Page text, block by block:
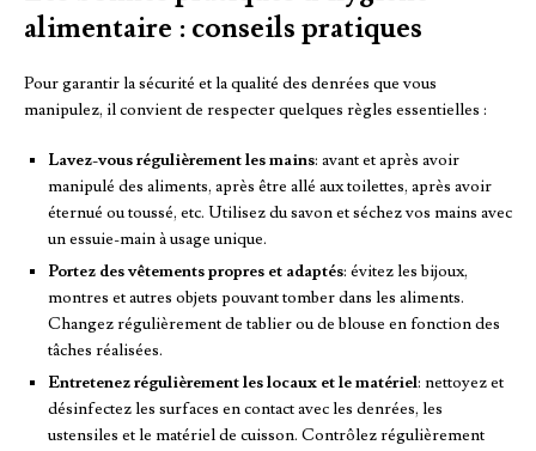
alimentaire : conseils pratiques
Pour garantir la sécurité et la qualité des denrées que vous
manipulez, il convient de respecter quelques règles essentielles :
Lavez-vous régulièrement les mains: avant et après avoir
manipulé des aliments, après être allé aux toilettes, après avoir
éternué ou toussé, etc. Utilisez du savon et séchez vos mains avec
un essuie-main à usage unique.
Portez des vêtements propres et adaptés: évitez les bijoux,
montres et autres objets pouvant tomber dans les aliments.
Changez régulièrement de tablier ou de blouse en fonction des
tâches réalisées.
Entretenez régulièrement les locaux et le matériel: nettoyez et
désinfectez les surfaces en contact avec les denrées, les
ustensiles et le matériel de cuisson. Contrôlez régulièrement